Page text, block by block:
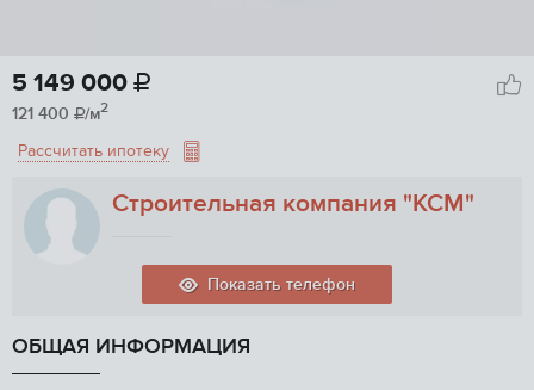
5 149 000 
121 400 /м2
Рассчитать ипотеку
Строительная компания "КСМ"
Показать телефон
ОБЩАЯ ИНФОРМАЦИЯ